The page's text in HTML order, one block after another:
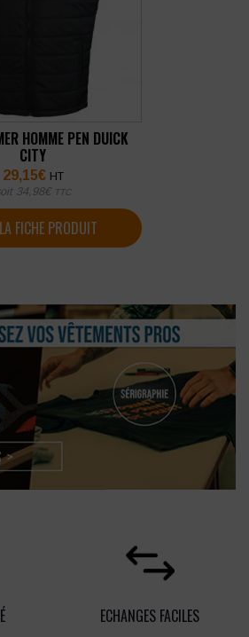
HOMME PEN DUICK
CITY
29,15€ HT
34,98€ TTC
FICHE PRODUIT
ECHANGES FACILES